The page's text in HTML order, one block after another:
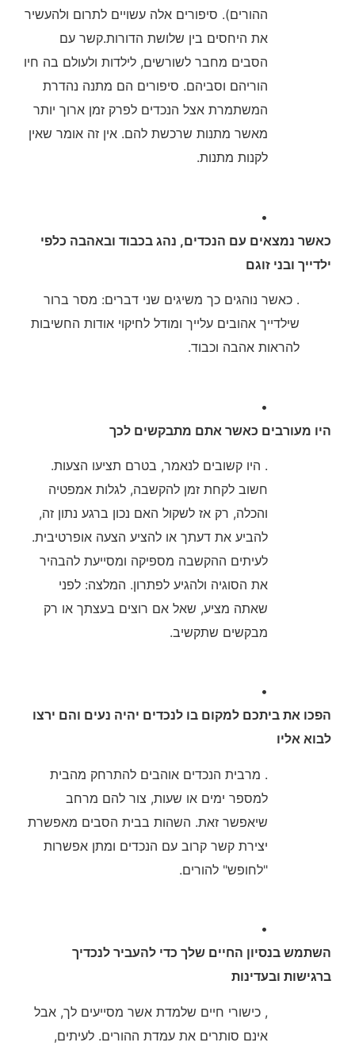
ההורים). סיפורים אלה עשויים לתרום ולהעשיר
את היחסים בין שלושת הדורות.קשר עם
הסבים מחבר לשורשים, לילדות ולעולם בה חיו
הוריהם וסביהם. סיפורים הם מתנה נהדרת
המשתמרת אצל הנכדים לפרק זמן ארוך יותר
מאשר מתנות שרכשת להם. אין זה אומר שאין
לקנות מתנות.
•
כאשר נמצאים עם הנכדים, נהג בכבוד ובאהבה כלפי
ילדייך ובני זוגם
. כאשר נוהגים כך משיגים שני דברים: מסר ברור
שילדייך אהובים עלייך ומודל לחיקוי אודות החשיבות
להראות אהבה וכבוד.
•
היו מעורבים כאשר אתם מתבקשים לכך
. היו קשובים לנאמר, בטרם תציעו הצעות.
חשוב לקחת זמן להקשבה, לגלות אמפטיה
והכלה, רק אז לשקול האם נכון ברגע נתון זה,
להביע את דעתך או להציע הצעה אופרטיבית.
לעיתים ההקשבה מספיקה ומסייעת להבהיר
את הסוגיה ולהגיע לפתרון. המלצה: לפני
שאתה מציע, שאל אם רוצים בעצתך או רק
מבקשים שתקשיב.
•
הפכו את ביתכם למקום בו לנכדים יהיה נעים והם ירצו
לבוא אליו
. מרבית הנכדים אוהבים להתרחק מהבית
למספר ימים או שעות, צור להם מרחב
שיאפשר זאת. השהות בבית הסבים מאפשרת
יצירת קשר קרוב עם הנכדים ומתן אפשרות
"לחופש" להורים.
•
השתמש בנסיון החיים שלך כדי להעביר לנכדיך
ברגישות ובעדינות
, כישורי חיים שלמדת אשר מסייעים לך, אבל
אינם סותרים את עמדת ההורים. לעיתים,